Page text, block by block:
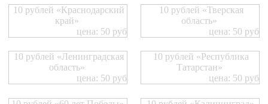
10 рублей «Краснодарский
край»
цена: 50 руб
10 рублей «Тверская
область»
цена: 50 руб
10 рублей «Ленинградская
область»
цена: 50 руб
10 рублей «Республика
Татарстан»
цена: 50 руб